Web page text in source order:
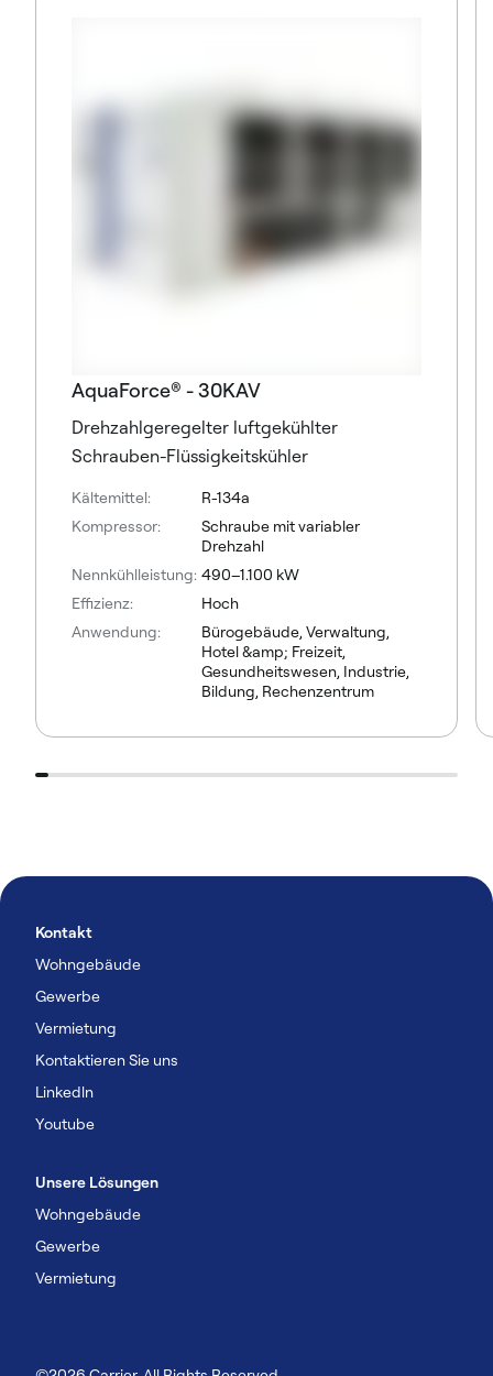
AquaForce® - 30KAV
Drehzahlgeregelter luftgekühlter
Schrauben-Flüssigkeitskühler
Kältemittel:
R-134a
Kompressor:
Schraube mit variabler
Drehzahl
Nennkühlleistung: 490–1.100 kW
Effizienz:
Hoch
Anwendung:
Bürogebäude, Verwaltung,
Hotel &amp; Freizeit,
Gesundheitswesen, Industrie,
Bildung, Rechenzentrum
Kontakt
Wohngebäude
Gewerbe
Vermietung
Kontaktieren Sie uns
Linkedln
Youtube
Unsere Lösungen
Wohngebäude
Gewerbe
Vermietung